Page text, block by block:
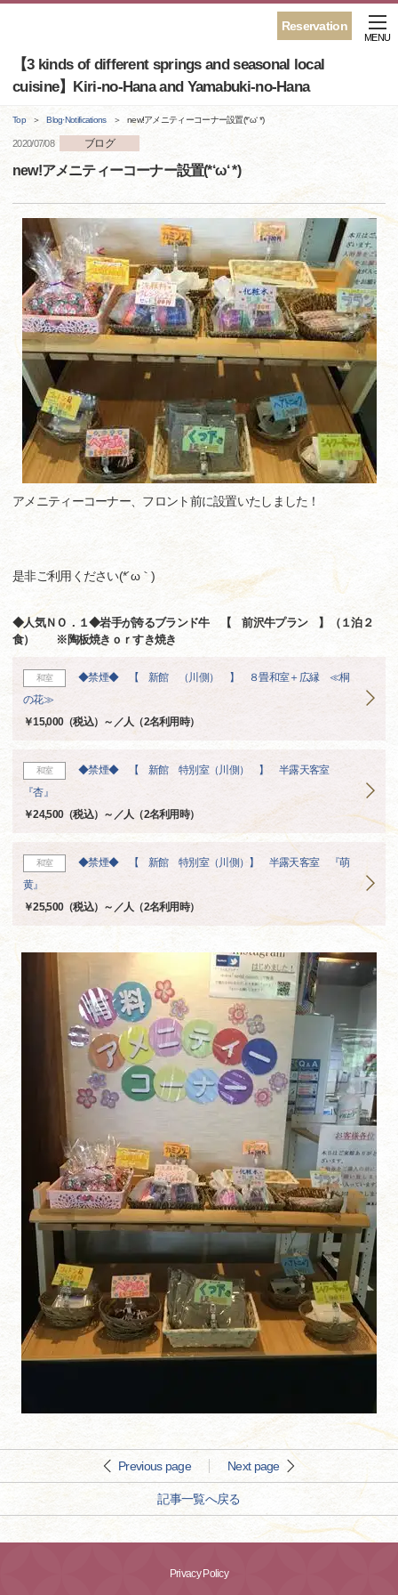
Reservation
【3 kinds of different springs and seasonal local
cuisine】Kiri-no-Hana and Yamabuki-no-Hana
MENU
Top Blog·Notifications new!アメニティーコーナー設置(*‘ω‘ *)
2020/07/08 ブログ
new!アメニティーコーナー設置(*‘ω‘ *)
アメニティーコーナー、フロント前に設置いたしました！
是非ご利用ください(*´ω｀)
◆人気ＮＯ．１◆岩手が誇るブランド牛 【 前沢牛プラン 】（１泊２
食） ※陶板焼きｏｒすき焼き
和室
◆禁煙◆ 【 新館 （川側） 】 ８畳和室＋広縁 ≪桐
の花≫
￥15,000（税込）～／人（2名利用時）
和室
◆禁煙◆ 【 新館 特別室（川側） 】 半露天客室
『杏』
￥24,500（税込）～／人（2名利用時）
和室
◆禁煙◆ 【 新館 特別室（川側）】 半露天客室 『萌
黄』
￥25,500（税込）～／人（2名利用時）
Previous page Next page
記事一覧へ戻る
Privacy Policy